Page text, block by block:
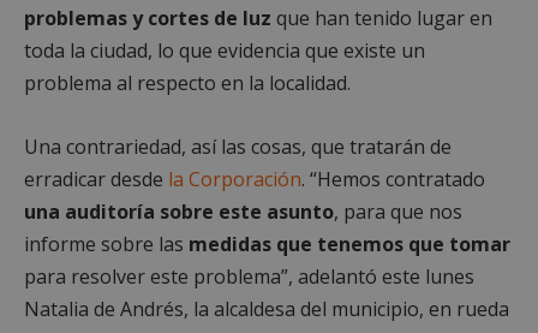
problemas y cortes de luz que han tenido lugar en
toda la ciudad, lo que evidencia que existe un
problema al respecto en la localidad.
Una contrariedad, así las cosas, que tratarán de
erradicar desde la Corporación. “Hemos contratado
una auditoría sobre este asunto, para que nos
informe sobre las medidas que tenemos que tomar
para resolver este problema”, adelantó este lunes
Natalia de Andrés, la alcaldesa del municipio, en rueda